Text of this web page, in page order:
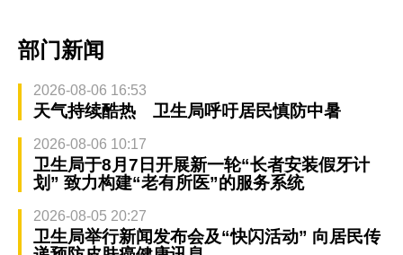
部门新闻
2026-08-06 16:53
天气持续酷热 卫生局呼吁居民慎防中暑
2026-08-06 10:17
卫生局于8月7日开展新一轮“长者安装假牙计
划” 致力构建“老有所医”的服务系统
2026-08-05 20:27
卫生局举行新闻发布会及“快闪活动” 向居民传